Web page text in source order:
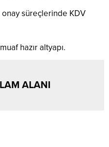
süreçlerinde KDV
hazır altyapı.
ALANI